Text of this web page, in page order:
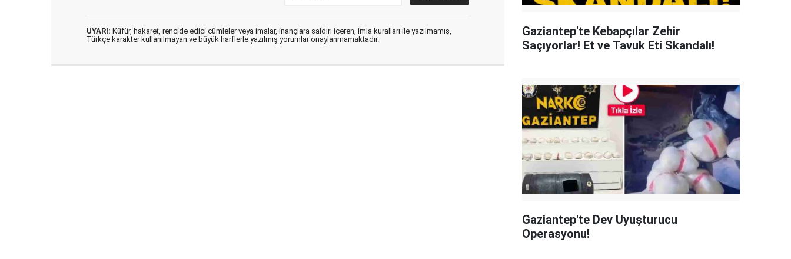
UYARI: Küfür, hakaret, rencide edici cümleler veya imalar, inançlara saldırı içeren, imla kuralları ile yazılmamış,
Türkçe karakter kullanılmayan ve büyük harflerle yazılmış yorumlar onaylanmamaktadır.
Gaziantep'te Kebapçılar Zehir
Saçıyorlar! Et ve Tavuk Eti Skandalı!
Gaziantep'te Dev Uyuşturucu
Operasyonu!